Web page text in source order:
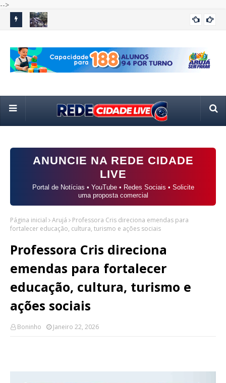
-->
avenida Salgado Filho
GUARULHOS
ANUNCIE NA REDE CIDADE
LIVE
Portal de Notícias • YouTube • Redes Sociais • Solicite
uma proposta comercial
Página inicial Arujá
Professora Cris direciona emendas para
fortalecer educação, cultura, turismo e ações sociais
Professora Cris direciona
emendas para fortalecer
educação, cultura, turismo e
ações sociais
Boninho Janeiro 22, 2026